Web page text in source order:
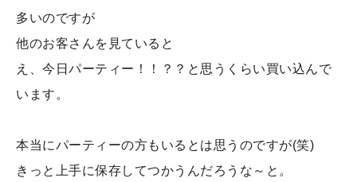
多いのですが
他のお客さんを見ていると
え、今日パーティー！！？？と思うくらい買い込んで
います。
本当にパーティーの方もいるとは思うのですが(笑)
きっと上手に保存してつかうんだろうな～と。